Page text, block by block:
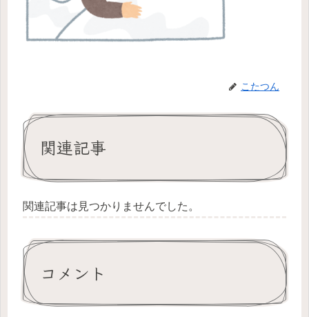
こたつん
関連記事
関連記事は見つかりませんでした。
コメント